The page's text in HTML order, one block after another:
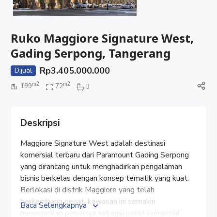
Ruko Maggiore Signature West,
Gading Serpong, Tangerang
Dijual Rp3.405.000.000
199m2 72m2 3
Deskripsi
Maggiore Signature West adalah destinasi
komersial terbaru dari Paramount Gading Serpong
yang dirancang untuk menghadirkan pengalaman
bisnis berkelas dengan konsep tematik yang kuat.
Berlokasi di distrik Maggiore yang telah
berkembang pesat, kawasan ini semakin
menegaskan posisinya sebagai pusat komersial
Baca Selengkapnya